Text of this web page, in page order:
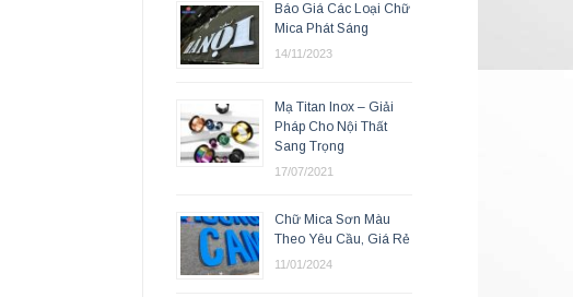
Báo Giá Các Loại Chữ
Mica Phát Sáng
14/11/2023
Mạ Titan Inox – Giải
Pháp Cho Nội Thất
Sang Trọng
17/07/2021
Chữ Mica Sơn Màu
Theo Yêu Cầu, Giá Rẻ
11/01/2024